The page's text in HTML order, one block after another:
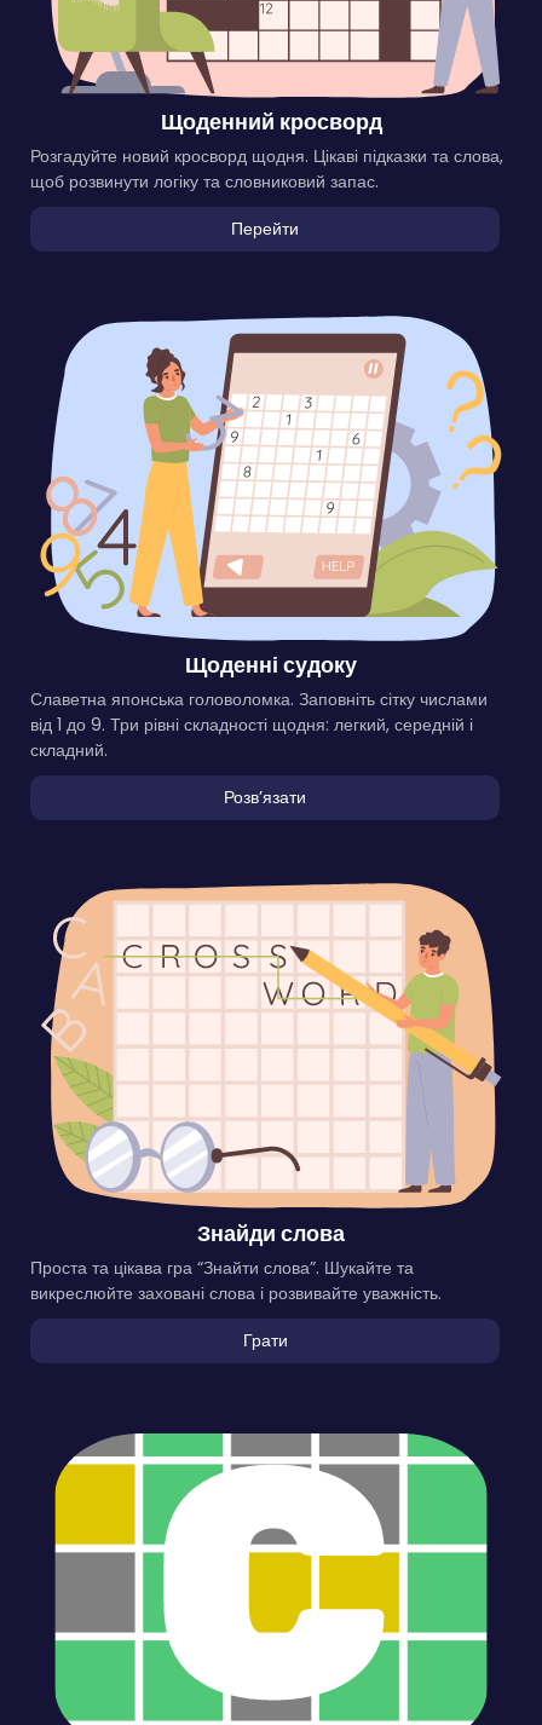
Щоденний кросворд
Розгадуйте новий кросворд щодня. Цікаві підказки та слова,
щоб розвинути логіку та словниковий запас.
Перейти
Щоденні судоку
Славетна японська головоломка. Заповніть сітку числами
від 1 до 9. Три рівні складності щодня: легкий, середній і
складний.
Розвʼязати
Знайди слова
Проста та цікава гра “Знайти слова”. Шукайте та
викреслюйте заховані слова і розвивайте уважність.
Грати